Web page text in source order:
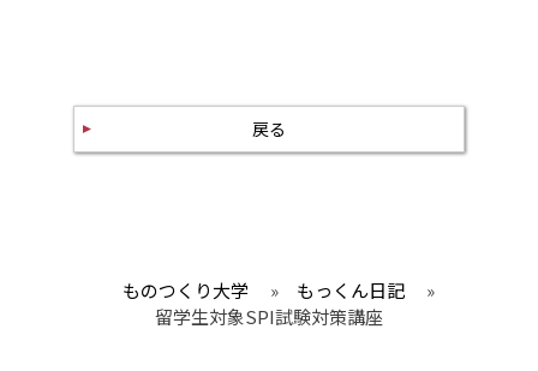
戻る
ものつくり大学 » もっくん日記
»
留学生対象SPI試験対策講座